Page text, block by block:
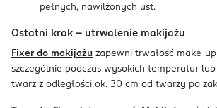
pełnych, nawilżonych ust.
Ostatni krok - utrwalenie makijażu
Fixer do makijażu zapewni trwałość make-
szczególnie podczas wysokich temperatur
twarz z odległości ok. 30 cm od twarzy po